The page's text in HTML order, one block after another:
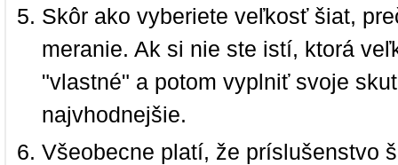
Skôr ako vyberiete veľkosť šiat,
meranie. Ak si nie ste istí, ktorá
"vlastné" a potom vyplniť svoje
najvhodnejšie.
Všeobecne platí, že príslušenstvo